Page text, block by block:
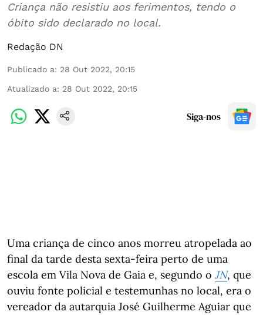
Criança não resistiu aos ferimentos, tendo o
óbito sido declarado no local.
Redação DN
Publicado a: 28 Out 2022, 20:15
Atualizado a: 28 Out 2022, 20:15
Siga-nos
Uma criança de cinco anos morreu atropelada ao
final da tarde desta sexta-feira perto de uma
escola em Vila Nova de Gaia e, segundo o JN, que
ouviu fonte policial e testemunhas no local, era o
vereador da autarquia José Guilherme Aguiar que